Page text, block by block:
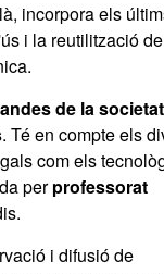
incorpora els
i la reutilització
de la
. Té en compte els
com els
perprofessorat
i difusió de